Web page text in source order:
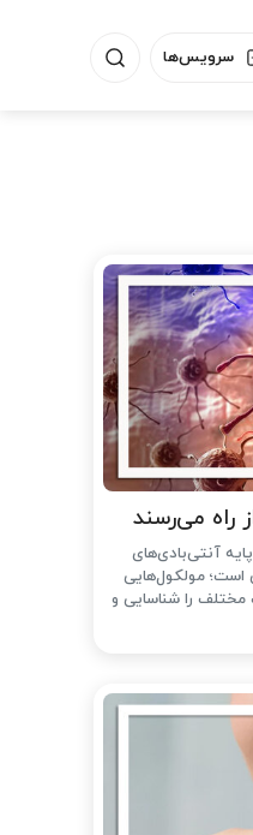
سرویس‌ها
راه می‌رسند
آنتی‌بادی‌های
است؛ مولکول‌هایی
را شناسایی و